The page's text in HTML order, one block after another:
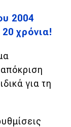
2004
χρόνια!
για τη